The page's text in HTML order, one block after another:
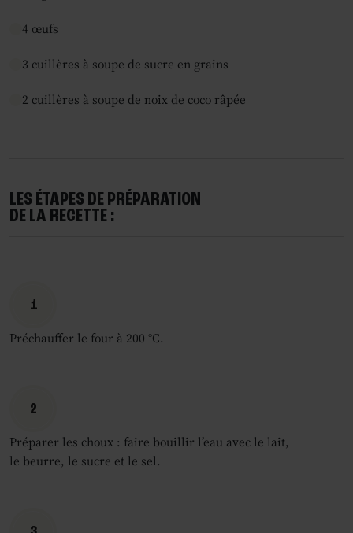
4 œufs
3 cuillères à soupe de sucre en grains
2 cuillères à soupe de noix de coco râpée
LES ÉTAPES DE PRÉPARATION
DE LA RECETTE :
1
Préchauffer le four à 200 °C.
2
Préparer les choux : faire bouillir l’eau avec le lait,
le beurre, le sucre et le sel.